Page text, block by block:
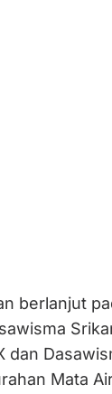
berlanjut
dan
Mata